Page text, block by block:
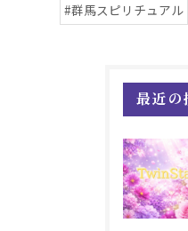
#群馬スピリチュアル
最近の